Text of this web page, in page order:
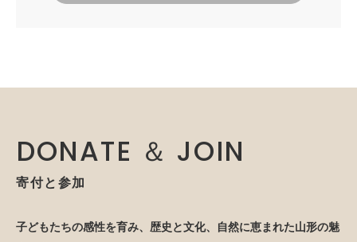
DONATE ＆ JOIN
寄付と参加
子どもたちの感性を育み、歴史と文化、自然に恵まれた山形の魅